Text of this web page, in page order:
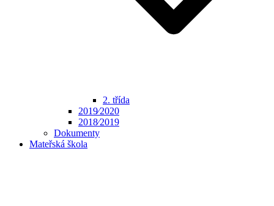
2. třída
2019⁄2020
2018⁄2019
Dokumenty
Mateřská škola